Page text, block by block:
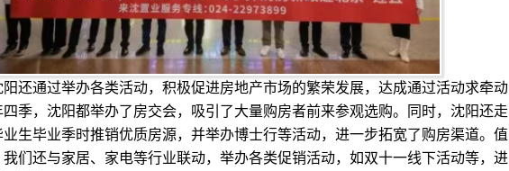
通过举办各类活动，积极促进房地产市场的繁荣发展，达成通过活动求牵动
季，沈阳都举办了房交会，吸引了大量购房者前来参观选购。同时，沈阳还走
生毕业季时推销优质房源，并举办博士行等活动，进一步拓宽了购房渠道。值
们还与家居、家电等行业联动，举办各类促销活动，如双十一线下活动等，进